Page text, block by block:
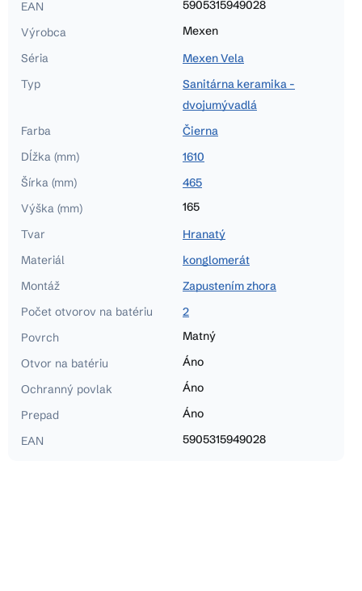
EAN
5905315949028
Výrobca
Mexen
Séria
Mexen Vela
Typ
Sanitárna keramika -
dvojumývadlá
Farba
Čierna
Dĺžka (mm)
1610
Šírka (mm)
465
Výška (mm)
165
Tvar
Hranatý
Materiál
konglomerát
Montáž
Zapustením zhora
Počet otvorov na batériu
2
Povrch
Matný
Otvor na batériu
Áno
Ochranný povlak
Áno
Prepad
Áno
EAN
5905315949028